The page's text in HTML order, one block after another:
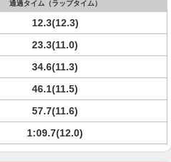
通過タイム（ラップタイム）
12.3(12.3)
23.3(11.0)
34.6(11.3)
46.1(11.5)
57.7(11.6)
1:09.7(12.0)